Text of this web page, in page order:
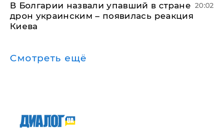
В Болгарии назвали упавший в стране
дрон украинским – появилась реакция
Киева
20:02
Смотреть ещё